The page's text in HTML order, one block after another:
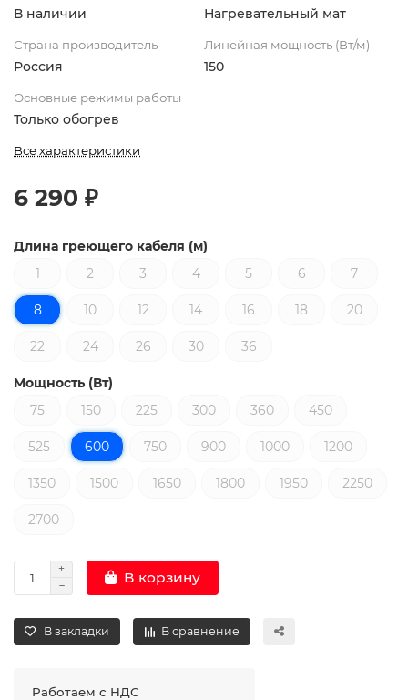
В наличии Нагревательный мат
Страна производитель
Россия
Линейная мощность (Вт/м)
150
Основные режимы работы
Только обогрев
Все характеристики
6 290 ₽
Длина греющего кабеля (м)
1
2 3 4 5 6 7
8 10 12 14 16 18 20
22 24 26 30 36
Мощность (Вт)
75
150 225 300 360 450
525 600 750 900 1000 1200
1350 1500 1650 1800 1950 2250
2700
В корзину
В закладки В сравнение
Работаем с НДС